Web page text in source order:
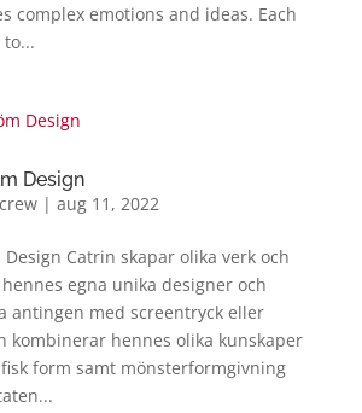
complex emotions and ideas. Each
Design
| aug 11, 2022
Catrin skapar olika verk och
egna unika designer och
antingen med screentryck eller
kombinerar hennes olika kunskaper
form samt mönsterformgivning